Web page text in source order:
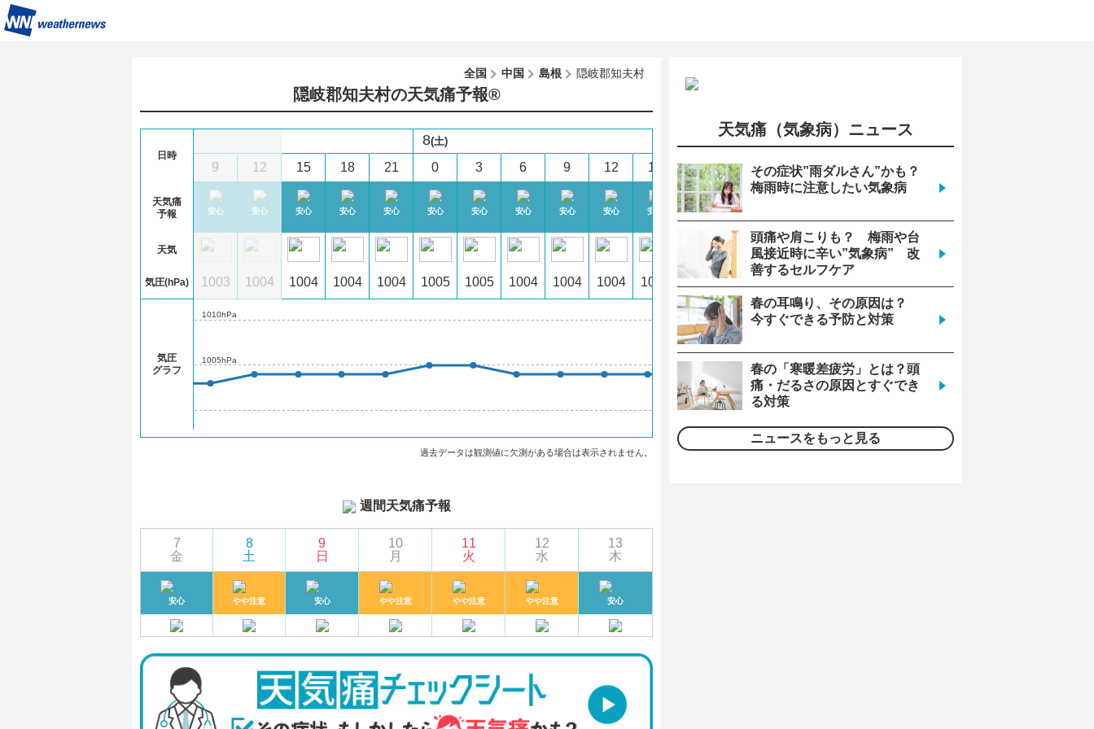
全国 中国 島根 隠岐郡知夫村
隠岐郡知夫村の天気痛予報®︎
日時
天気痛
予報
天気
気圧(hPa)
気圧
グラフ
安心
1003
9
安心
1003
12
安心
1004
15
安心
1004
18
安心
1004
21
安心
1004
8(土)
0
安心
1005
3
安心
1005
6
安心
1004
9
安心
1004
12
安心
1004
15
安心
1004
18
安心
1004
21
安心
1004
9 (日)
0
1005hPa
1010hPa
過去データは観測値に欠測がある場合は表示されません。
週間天気痛予報
7
金
安心
8
土
やや注意
9
日
安心
10
月
やや注意
11
火
やや注意
12
水
やや注意
13
木
安心
天気痛（気象病）ニュース
その症状”雨ダルさん”かも？
梅雨時に注意したい気象病
頭痛や肩こりも？ 梅雨や台
風接近時に辛い”気象病” 改
善するセルフケア
春の耳鳴り、その原因は？
今すぐできる予防と対策
春の「寒暖差疲労」とは？頭
痛・だるさの原因とすぐでき
る対策
ニュースをもっと見る